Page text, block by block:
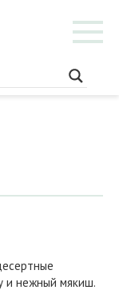
и нежный мякиш.